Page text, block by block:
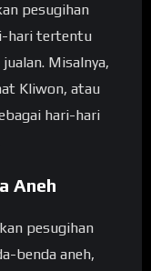
pesugihan
hari tertentu
Misalnya,
Kliwon, atau
hari-hari
Aneh
pesugihan
benda aneh,